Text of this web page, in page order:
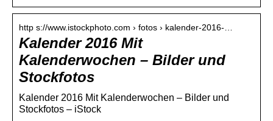
http s://www.istockphoto.com › fotos › kalender-2016-…
Kalender 2016 Mit
Kalenderwochen – Bilder und
Stockfotos
Kalender 2016 Mit Kalenderwochen – Bilder und
Stockfotos – iStock